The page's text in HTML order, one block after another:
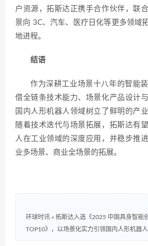
户资源，拓斯达正携手合作伙伴，联
景向 3C、汽车、医疗日化等更多领域
地进程。
结语
作为深耕工业场景十八年的智能
借全链条技术能力、场景化产品设计
国内人形机器人领域树立了鲜明的产
随着技术迭代与场景拓展，拓斯达有
人在工业领域的深度应用，并稳步推
业多场景、商业全场景的拓展。
环球时讯 » 拓斯达入选《2025 中国具身智能
TOP10》，以场景化实力引领国内人形机器